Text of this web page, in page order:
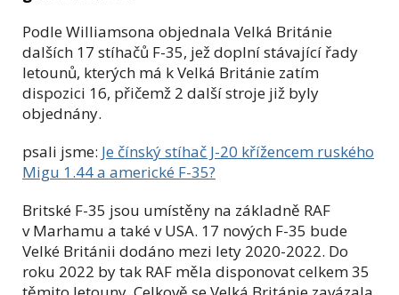
Podle Williamsona objednala Velká Británie
dalších 17 stíhačů F-35, jež doplní stávající řady
letounů, kterých má k Velká Británie zatím
dispozici 16, přičemž 2 další stroje již byly
objednány.
psali jsme: Je čínský stíhač J-20 křížencem ruského
Migu 1.44 a americké F-35?
Britské F-35 jsou umístěny na základně RAF
v Marhamu a také v USA. 17 nových F-35 bude
Velké Británii dodáno mezi lety 2020-2022. Do
roku 2022 by tak RAF měla disponovat celkem 35